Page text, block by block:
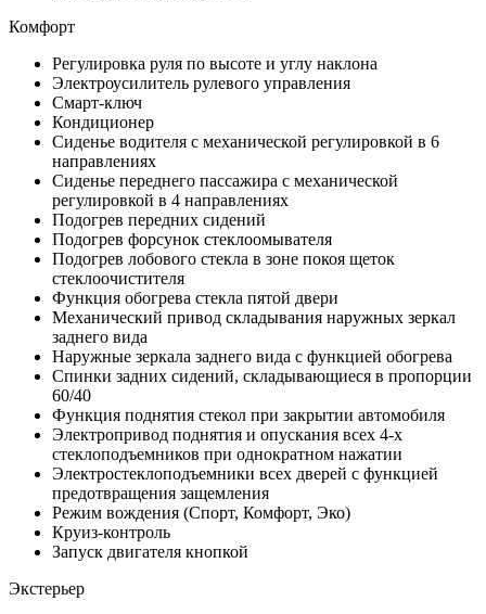
Комфорт
Регулировка руля по высоте и углу наклона
Электроусилитель рулевого управления
Смарт-ключ
Кондиционер
Сиденье водителя с механической регулировкой в 6
направлениях
Сиденье переднего пассажира с механической
регулировкой в 4 направлениях
Подогрев передних сидений
Подогрев форсунок стеклоомывателя
Подогрев лобового стекла в зоне покоя щеток
стеклоочистителя
Функция обогрева стекла пятой двери
Механический привод складывания наружных зеркал
заднего вида
Наружные зеркала заднего вида с функцией обогрева
Спинки задних сидений, складывающиеся в пропорции
60/40
Функция поднятия стекол при закрытии автомобиля
Электропривод поднятия и опускания всех 4-х
стеклоподъемников при однократном нажатии
Электростеклоподъемники всех дверей с функцией
предотвращения защемления
Режим вождения (Спорт, Комфорт, Эко)
Круиз-контроль
Запуск двигателя кнопкой
Экстерьер